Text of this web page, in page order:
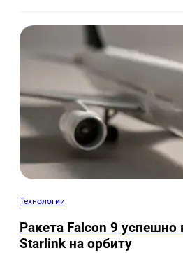
Технологии
Ракета Falcon 9 успешно
Starlink на орбиту